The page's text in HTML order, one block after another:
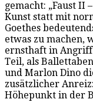
gemacht: „Faust II
Kunst statt mit
Goethes
etwas zu machen,
ernsthaft in Angriff
Teil, als
und Marlon Dino
zusätzlicher
Höhepunkt in der